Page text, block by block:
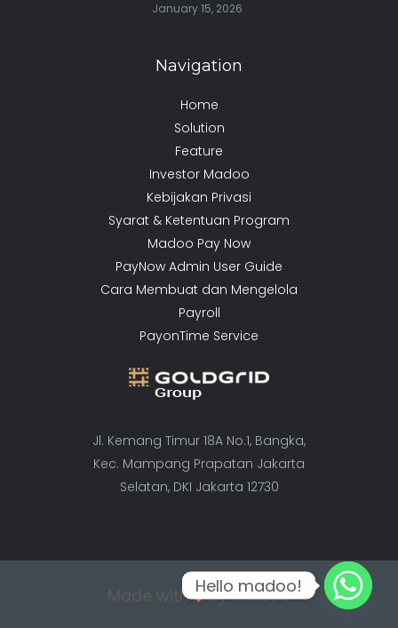
January 15, 2026
Navigation
Home
Solution
Feature
Investor Madoo
Kebijakan Privasi
Syarat & Ketentuan Program
Madoo Pay Now
PayNow Admin User Guide
Cara Membuat dan Mengelola
Payroll
PayonTime Service
Jl. Kemang Timur 18A No.1, Bangka,
Kec. Mampang Prapatan Jakarta
Selatan, DKI Jakarta 12730
Made with by madoo
Hello madoo!